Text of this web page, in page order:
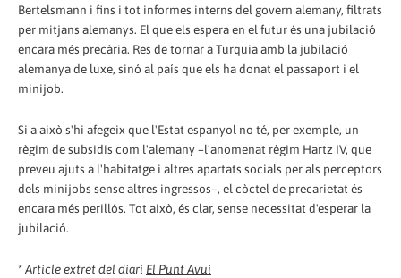
Bertelsmann i fins i tot informes interns del govern alemany, filtrats
per mitjans alemanys. El que els espera en el futur és una jubilació
encara més precària. Res de tornar a Turquia amb la jubilació
alemanya de luxe, sinó al país que els ha donat el passaport i el
minijob.
Si a això s'hi afegeix que l'Estat espanyol no té, per exemple, un
règim de subsidis com l'alemany –l'anomenat règim Hartz IV, que
preveu ajuts a l'habitatge i altres apartats socials per als perceptors
dels minijobs sense altres ingressos–, el còctel de precarietat és
encara més perillós. Tot això, és clar, sense necessitat d'esperar la
jubilació.
*Article extret del diari El Punt Avui